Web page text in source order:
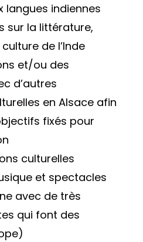
langues indiennes
sur la littérature,
de l’Inde
et/ou des
d’autres
en Alsace afin
fixés pour
culturelles
et spectacles
avec de très
qui font des